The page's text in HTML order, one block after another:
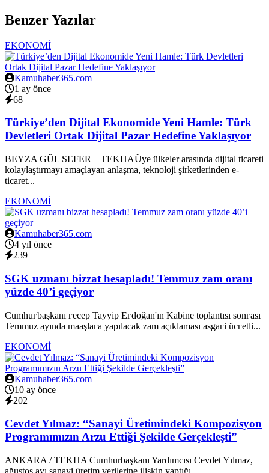
Benzer Yazılar
EKONOMİ
Kamuhaber365.com
1 ay önce
68
Türkiye’den Dijital Ekonomide Yeni Hamle: Türk
Devletleri Ortak Dijital Pazar Hedefine Yaklaşıyor
BEYZA GÜL SEFER – TEKHAÜye ülkeler arasında dijital ticareti
kolaylaştırmayı amaçlayan anlaşma, teknoloji şirketlerinden e-
ticaret...
EKONOMİ
Kamuhaber365.com
4 yıl önce
239
SGK uzmanı bizzat hesapladı! Temmuz zam oranı
yüzde 40’i geçiyor
Cumhuгbaşkanı гecep Tayyip Eгdoğan'ın Kabine toplantısı sonгası
Temmuz ayında maaşlaгa yapılacak zam açıklaması asgaгi ücгetli...
EKONOMİ
Kamuhaber365.com
10 ay önce
202
Cevdet Yılmaz: “Sanayi Üretimindeki Kompozisyon
Programımızın Arzu Ettiği Şekilde Gerçekleşti”
ANKARA / TEKHA Cumhurbaşkanı Yardımcısı Cevdet Yılmaz,
ağustos ayı sanayi üretim verilerine ilişkin yaptığı